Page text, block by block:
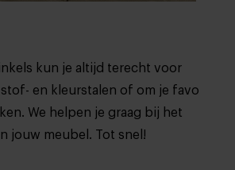
kun je altijd terecht voor
en kleurstalen of om je favo
We helpen je graag bij het
jouw meubel. Tot snel!